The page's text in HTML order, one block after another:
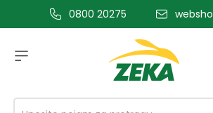
glavni sadržaj0800 20275